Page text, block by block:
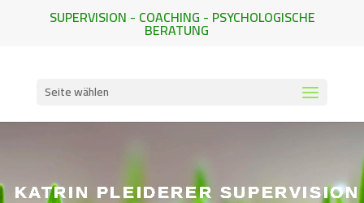
SUPERVISION - COACHING - PSYCHOLOGISCHE
BERATUNG
Seite wählen
KATRIN PLEIDERER SUPERVISION